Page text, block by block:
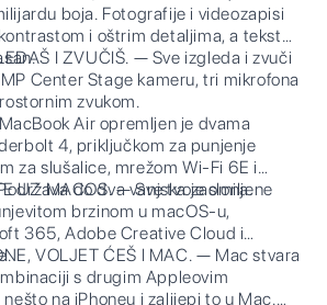
boja. Fotografije i videozapisi
i oštrim detaljima, a tekst
I ZVUČIŠ. — Sve izgleda i zvuči
Center Stage kameru, tri mikrofona
zvukom.
Air opremljen je dvama
4, priključkom za punjenje
za slušalice, mrežom Wi-Fi 6E i
do dva vanjska zaslona.
UZ MACOS. — Sve tvoje omiljene
brzinom u macOS-u,
365, Adobe Creative Cloud i
VOLJET ĆEŠ I MAC. — Mac stvara
s drugim Appleovim
na iPhoneu i zalijepi to u Mac.